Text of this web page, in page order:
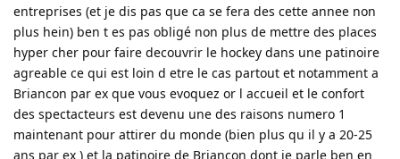
entreprises (et je dis pas que ca se fera des cette annee non
plus hein) ben t es pas obligé non plus de mettre des places
hyper cher pour faire decouvrir le hockey dans une patinoire
agreable ce qui est loin d etre le cas partout et notamment a
Briancon par ex que vous evoquez or l accueil et le confort
des spectacteurs est devenu une des raisons numero 1
maintenant pour attirer du monde (bien plus qu il y a 20-25
ans par ex ) et la patinoire de Briancon dont je parle ben en